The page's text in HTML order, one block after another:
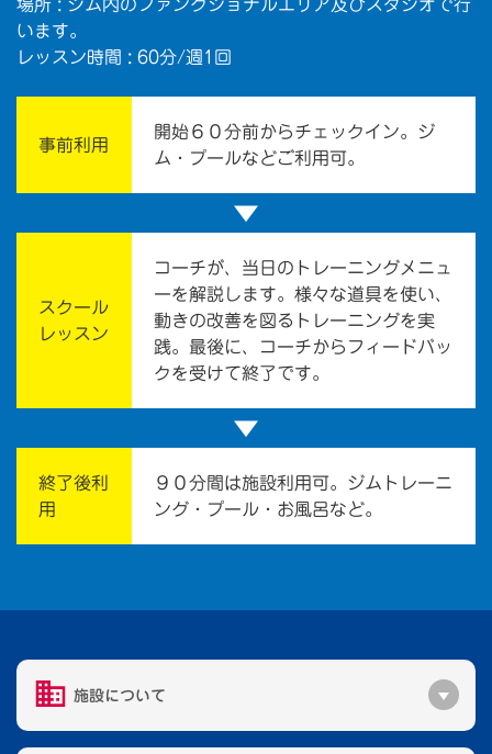
場所 : ジム内のファンクショナルエリア及びスタジオで行
います。
レッスン時間 : 60分/週1回
事前利用
開始６０分前からチェックイン。ジ
ム・プールなどご利用可。
▼
スクール
レッスン
コーチが、当日のトレーニングメニュ
ーを解説します。様々な道具を使い、
動きの改善を図るトレーニングを実
践。最後に、コーチからフィードバッ
クを受けて終了です。
▼
終了後利
用
９０分間は施設利用可。ジムトレーニ
ング・プール・お風呂など。
施設について